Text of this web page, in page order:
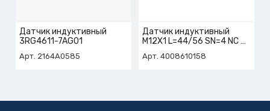
Датчик индуктивный
3RG4611-7AG01
Арт. 2164A0585
Датчик индуктивный
M12X1 L=44/56 SN=4 NC
Арт. 4008610158